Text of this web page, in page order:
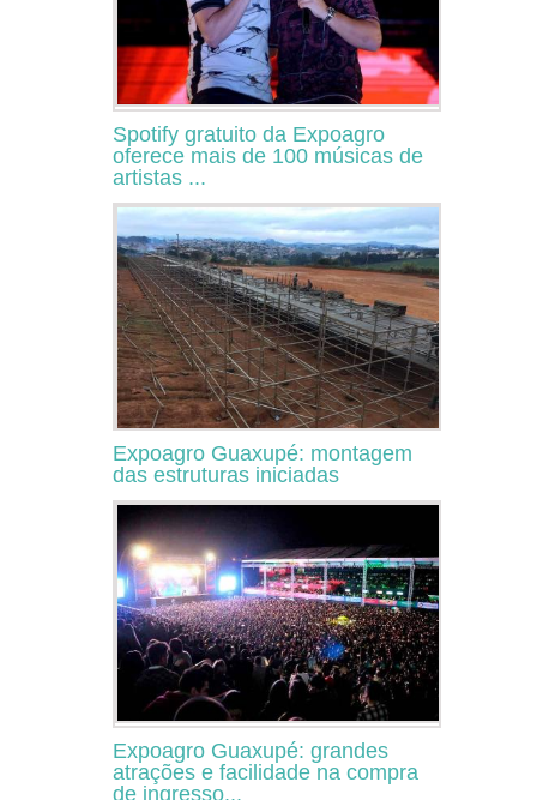
Spotify gratuito da Expoagro
oferece mais de 100 músicas de
artistas ...
Expoagro Guaxupé: montagem
das estruturas iniciadas
Expoagro Guaxupé: grandes
atrações e facilidade na compra
de ingresso...